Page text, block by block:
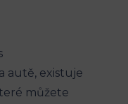
autě, existuje
můžete